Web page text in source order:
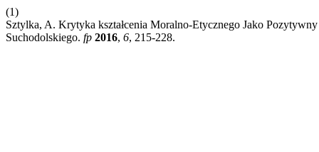
(1)
Sztylka, A. Krytyka kształcenia Moralno-Etycznego Jako
Suchodolskiego. fp 2016, 6, 215-228.